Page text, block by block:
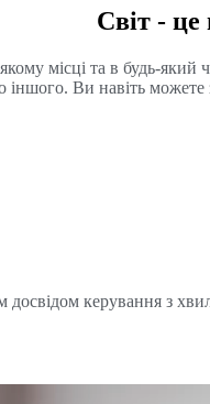
Світ -
місці та в будь-
іншого. Ви навіть
досвідом керування з